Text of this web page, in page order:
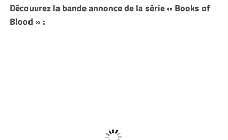
Découvrez la bande annonce de la série « Books of
Blood » :